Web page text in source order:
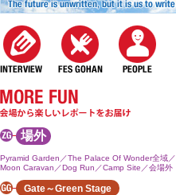
場外
Pyramid Garden／The Palace Of Wonder全域／
Moon Caravan／Dog Run／Camp Site／会場外
Gate～Green Stage